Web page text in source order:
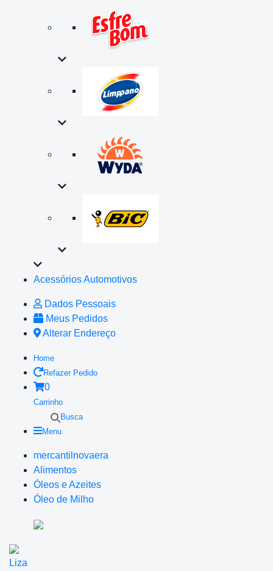
Acessórios Automotivos
Dados Pessoais
Meus Pedidos
Alterar Endereço
Home
Refazer Pedido
0
Carrinho
Busca
Menu
mercantilnovaera
Alimentos
Óleos e Azeites
Óleo de Milho
Liza